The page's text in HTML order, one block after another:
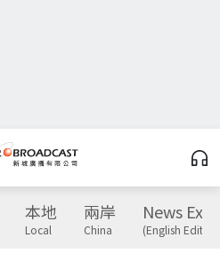
本地
Local
兩岸
China
News
(English